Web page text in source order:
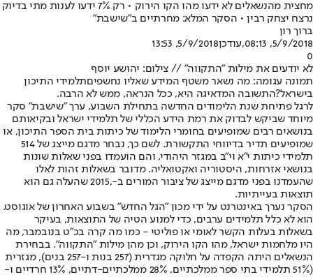
מחצית מהנשאלים לא ידעו מהו הקו הירוק • רק ‭7%‬ ידעו לענות מתי בדיוק
נרצח יצחק רבין • הסקר המלא: מחרתיים ב"שישבת"
ברוך רון
5/9/2018, 08:13
,עודכן5/9/2018, 13:53
0
לא יודעים את מילות "התקווה" // צילום: יהושע יוסף
תמונה עגומה: מה נשאר משטף המידע שאליו נחשפיםתלמידי התיכון
בישראל?התשובה המדאיגה היא, ככל הנראה, ממש לא הרבה.
לרגל פתיחת שנת הלימודים החדשה בתחילת השבוע, ערך "שישבת" סקר
מיוחד שביקש לבדוק את רמת הידע הכללי של תלמידי ישראל ובקיאותם
בנושאים רבים שמופיעים בחומרי הלימוד של כיתות בית הספר התיכון, או
שמופיעים תדיר בדיווחי התקשורת. לשם כך, נבחר מדגם מייצג של 514
תלמידי כיתות י"א וי"ב במגזר היהודי, והם הועמדו בפני שאלות שונות
בנושאי אזרחות, היסטוריה ואקטואליה. מדובר בשאלות זהות לאלו
שהעמדנו בפני מדגם מייצג של ציבור המורים ב-,2015 שהעלה גם הוא
תוצאות בעייתיות.
הסקר נערך באינטרנט על ידי מכון "הגל החדש" בשבוע האחרון של אוגוסט.
הוא לא כלל תלמידים ערבים, כדי למנוע הטיה של התוצאות, בעיקר
בשאלות בעלות הקשר לאומי או פוליטי - כמו מה קרה בכ"ט בנובמבר, מה
היו מלחמות ישראל, מהו הקו הירוק, וכן מהן מילות "התקווה". בבחירת
הנשאלים היתה הקפדה על חלוקה מגדרית (257 בנות ו-257 בנים), מגזרית
(51% תלמידי בתי ספר ממלכתיים, 28% ממלכתיים-דתיים, 13% חרדיים ו-